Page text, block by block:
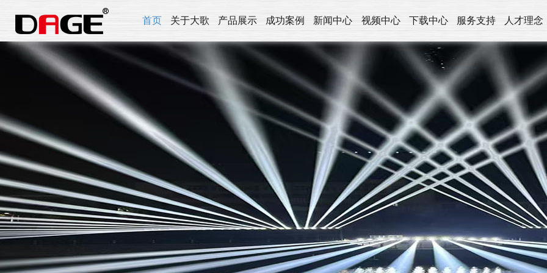
首页 关于大歌 产品展示 成功案例 新闻中心 视频中心 下载中心 服务支持 人才理念